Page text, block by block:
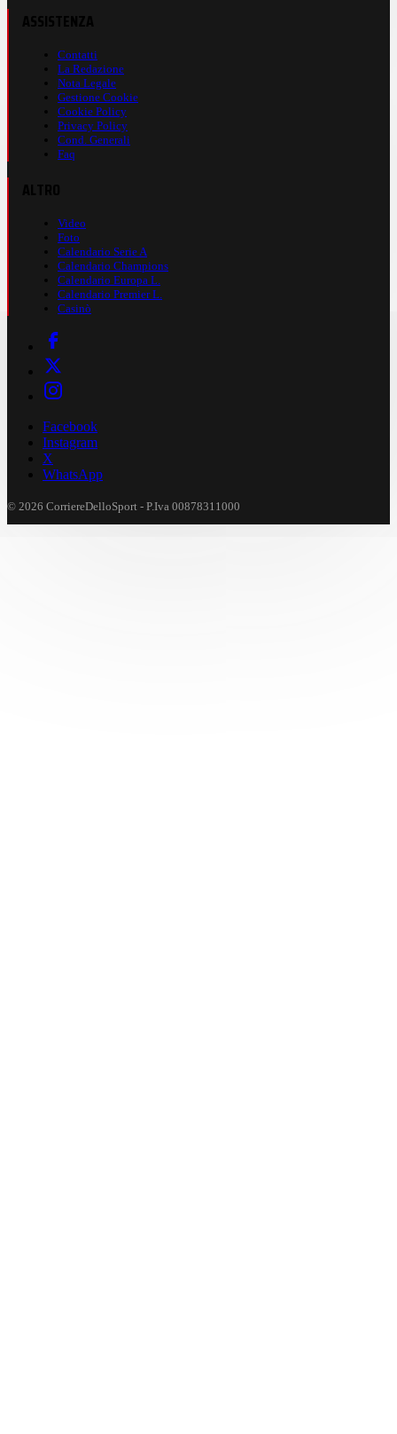
Contatti
La Redazione
Nota Legale
Gestione Cookie
Cookie Policy
Privacy Policy
Cond. Generali
Faq
Video
Foto
Calendario Serie A
Calendario Champions
Calendario Europa L.
Calendario Premier L.
Casinò
Facebook
Instagram
X
WhatsApp
© 2026 CorriereDelloSport - P.Iva 00878311000